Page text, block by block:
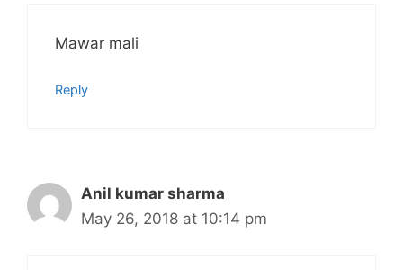
Mawar mali
Reply
Anil kumar sharma
May 26, 2018 at 10:14 pm